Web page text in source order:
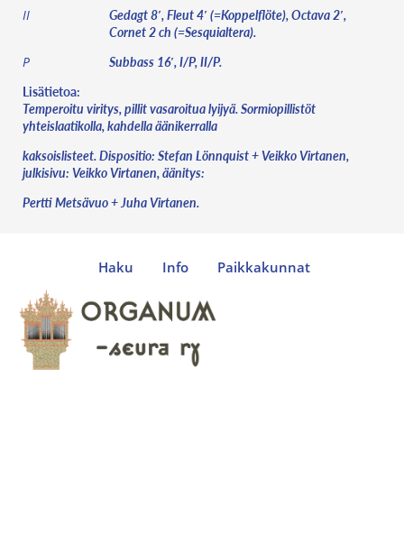
II
Gedagt 8′, Fleut 4′ (=Koppelflöte), Octava 2′,
Cornet 2 ch (=Sesquialtera).
P
Subbass 16′, I/P, II/P.
Lisätietoa:
Temperoitu viritys, pillit vasaroitua lyijyä. Sormiopillistöt
yhteislaatikolla, kahdella äänikerralla
kaksoislisteet. Dispositio: Stefan Lönnquist + Veikko Virtanen,
julkisivu: Veikko Virtanen, äänitys:
Pertti Metsävuo + Juha Virtanen.
Haku Info Paikkakunnat